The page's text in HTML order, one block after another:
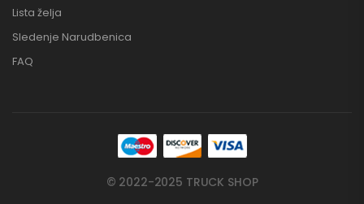
Lista želja
Sledenje Narudbenica
FAQ
© 2022-2025 TRUCK SHOP